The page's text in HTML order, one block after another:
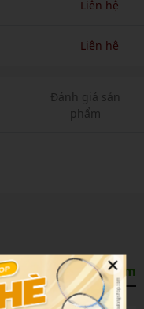
Liên hệ
Liên hệ
Đánh giá sản
phẩm
Xem thêm
×